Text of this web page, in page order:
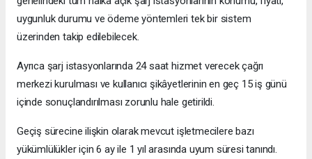
uygunluk durumu ve ödeme yöntemleri tek bir sistem
üzerinden takip edilebilecek.
Ayrıca şarj istasyonlarında 24 saat hizmet verecek çağrı
merkezi kurulması ve kullanıcı şikâyetlerinin en geç 15 iş günü
içinde sonuçlandırılması zorunlu hale getirildi.
Geçiş sürecine ilişkin olarak mevcut işletmecilere bazı
yükümlülükler için 6 ay ile 1 yıl arasında uyum süresi tanındı.